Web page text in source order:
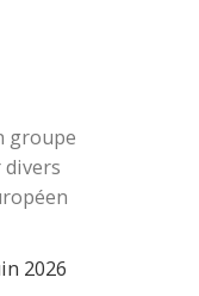
groupe
divers
2026